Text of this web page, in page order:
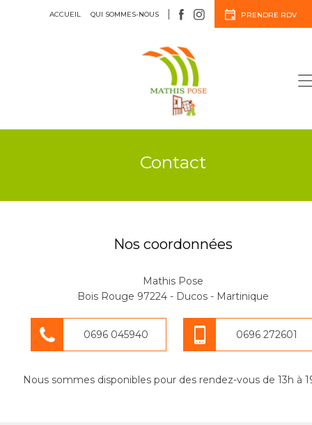
ACCUEIL QUI SOMMES-NOUS PRENDRE RDV
Menuiserie
Agencement
Contact
Nos coordonnées
Mathis Pose
Bois Rouge 97224 - Ducos - Martinique
0696 045940 0696 272601
Nous sommes disponibles pour des rendez-vous de 13h à